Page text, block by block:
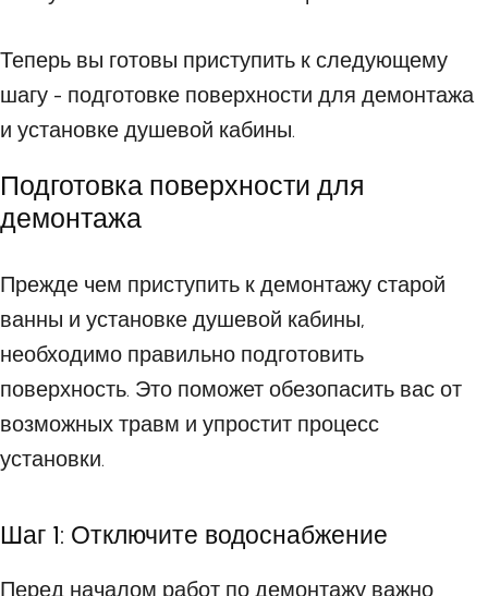
Теперь вы готовы приступить к следующему
шагу - подготовке поверхности для демонтажа
и установке душевой кабины.
Подготовка поверхности для
демонтажа
Прежде чем приступить к демонтажу старой
ванны и установке душевой кабины,
необходимо правильно подготовить
поверхность. Это поможет обезопасить вас от
возможных травм и упростит процесс
установки.
Шаг 1: Отключите водоснабжение
Перед началом работ по демонтажу важно